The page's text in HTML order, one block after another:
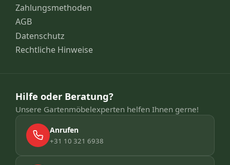
Zahlungsmethoden
AGB
Datenschutz
Rechtliche Hinweise
Hilfe oder Beratung?
Unsere Gartenmöbelexperten helfen Ihnen gerne!
Anrufen
+31 10 321 6938